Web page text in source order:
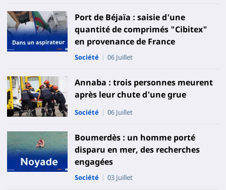
Port de Béjaïa : saisie d'une
quantité de comprimés "Cibitex"
en provenance de France
Société 06 Juillet
Annaba : trois personnes meurent
après leur chute d'une grue
Société 06 Juillet
Boumerdès : un homme porté
disparu en mer, des recherches
engagées
Société 03 Juillet